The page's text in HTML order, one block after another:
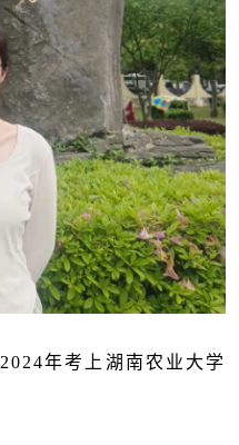
2024年考上湖南农业大学